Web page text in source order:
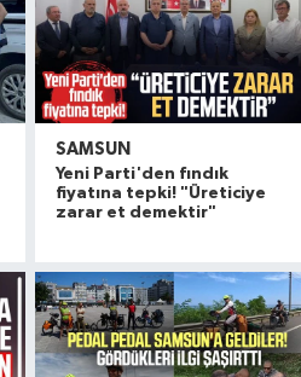
SAMSUN
Yeni Parti'den fındık
fiyatına tepki! "Üreticiye
zarar et demektir"